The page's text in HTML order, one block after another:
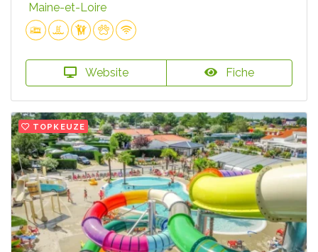
Maine-et-Loire
Website Fiche
TOPKEUZE